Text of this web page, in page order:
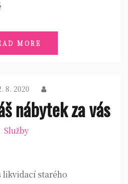
MORE
8. 2020
nábytek za vás
Služby
likvidací starého